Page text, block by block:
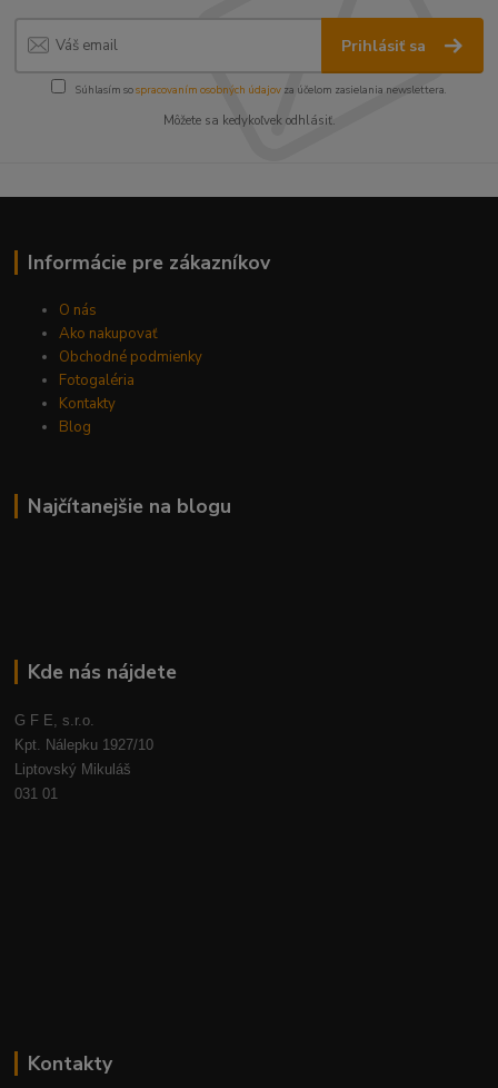
Prihlásiť sa
Súhlasím sospracovaním osobných údajov za účelom zasielania newslettera.
Môžete sa kedykoľvek odhlásiť.
Informácie pre zákazníkov
O nás
Ako nakupovať
Obchodné podmienky
Fotogaléria
Kontakty
Blog
Najčítanejšie na blogu
Kde nás nájdete
G F E, s.r.o.
Kpt. Nálepku 1927/10
Liptovský Mikuláš
031 01
Kontakty